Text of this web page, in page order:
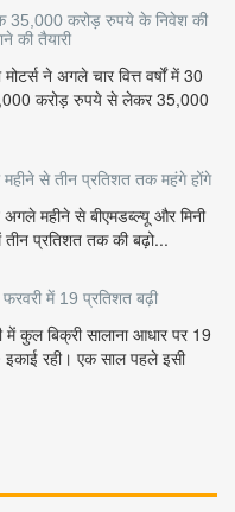
35,000 करोड़ रुपये के निवेश की
की तैयारी
मोटर्स ने अगले चार वित्त वर्षों में 30
करोड़ रुपये से लेकर 35,000
से तीन प्रतिशत तक महंगे होंगे
अगले महीने से बीएमडब्ल्यू और मिनी
प्रतिशत तक की बढ़ो...
में 19 प्रतिशत बढ़ी
में कुल बिक्री सालाना आधार पर 19
रही। एक साल पहले इसी